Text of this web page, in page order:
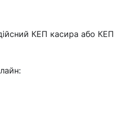
КЕП касира або